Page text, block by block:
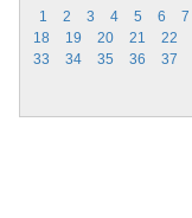
1 2 3 4 5 6 7
18
19 20 21 22
33
34 35 36 37